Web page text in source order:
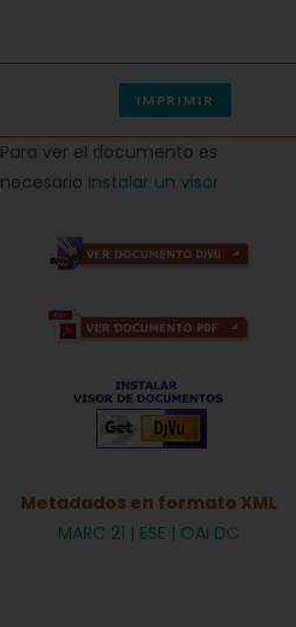
IMPRIMIR
Para ver el documento es
necesario instalar un visor
Metadados en formato XML
MARC 21 | ESE | OAI DC